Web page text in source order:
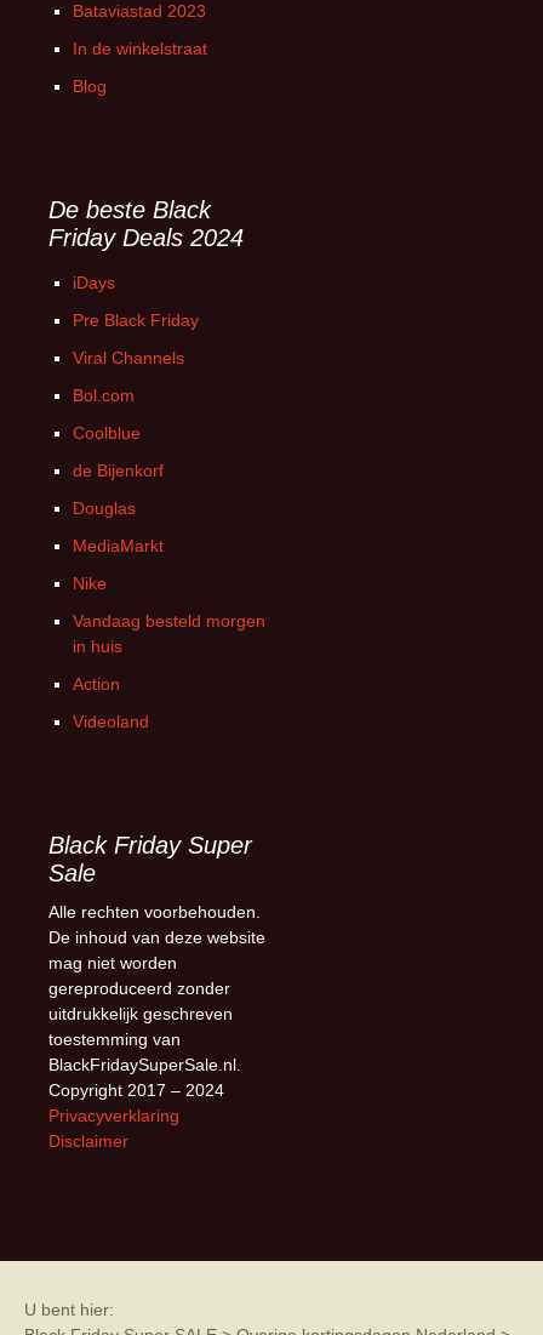
Bataviastad 2023
In de winkelstraat
Blog
De beste Black
Friday Deals 2024
iDays
Pre Black Friday
Viral Channels
Bol.com
Coolblue
de Bijenkorf
Douglas
MediaMarkt
Nike
Vandaag besteld morgen
in huis
Action
Videoland
Black Friday Super
Sale
Alle rechten voorbehouden.
De inhoud van deze website
mag niet worden
gereproduceerd zonder
uitdrukkelijk geschreven
toestemming van
BlackFridaySuperSale.nl.
Copyright 2017 – 2024
Privacyverklaring
Disclaimer
U bent hier: